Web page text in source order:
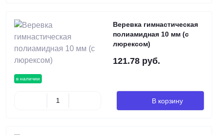
в наличии
Веревка гимнастическая
полиамидная 10 мм (с
люрексом)
121.78 руб.
В корзину